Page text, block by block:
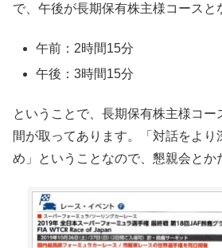
で、午後が長期保有株主様コースと
午前：2時間15分
午後：3時間15分
ということで、長期保有株主様コ
間が取ってあります。「対話をより
め」ということなので、懇親会とか